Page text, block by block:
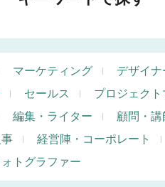
マーケティング デザイナ
セールス
プロジェク
編集・ライター 顧問・講
事 経営陣・コーポレート
トグラファー